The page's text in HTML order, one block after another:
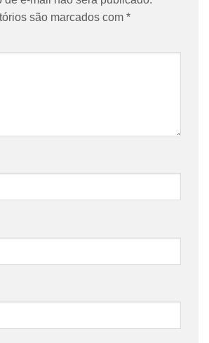
são marcados com *